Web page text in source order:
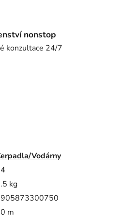
nonstop
konzultace 24/7
Vodárny
kg
m